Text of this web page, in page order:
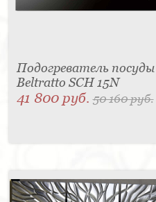
Подогреватель посуды
Beltratto SCH 15N
41 800 руб.50 160 руб.